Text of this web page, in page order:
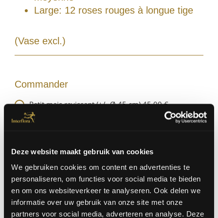
Deze website maakt gebruik van cookies
We gebruiken cookies om content en advertenties te
personaliseren, om functies voor social media te bieden
en om ons websiteverkeer te analyseren. Ook delen we
informatie over uw gebruik van onze site met onze
partners voor social media, adverteren en analyse. Deze
Large: 12 roses rouges à longue tige
(Vase excl.)
Commander
Petit mais ravissant (+/- Ø 45 cm) 45,00 €
Choix idéal (+/- Ø 55 cm) 60,00 €
Quantité